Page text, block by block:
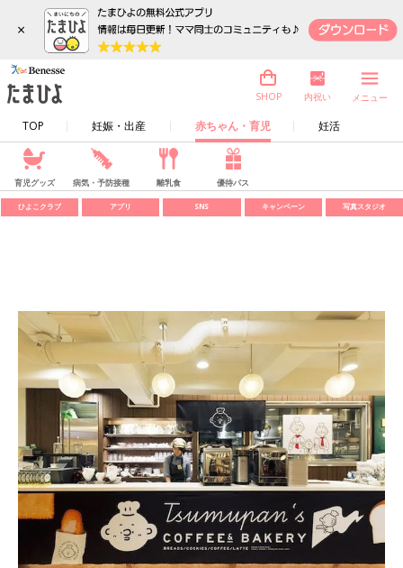
×
TOP 妊娠・出産 赤ちゃん・育児 妊活
SHOP 内祝い メニュー
育児グッズ 病気・予防接種 離乳食 優待パス
ひよこクラブ アプリ SNS キャンペーン 写真スタジオ